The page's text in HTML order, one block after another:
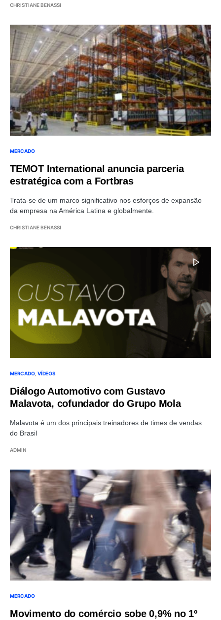
CHRISTIANE BENASSI
MERCADO
TEMOT International anuncia parceria
estratégica com a Fortbras
Trata-se de um marco significativo nos esforços de expansão
da empresa na América Latina e globalmente.
CHRISTIANE BENASSI
MERCADO VÍDEOS
Diálogo Automotivo com Gustavo
Malavota, cofundador do Grupo Mola
Malavota é um dos principais treinadores de times de vendas
do Brasil
ADMIN
MERCADO
Movimento do comércio sobe 0,9% no 1º